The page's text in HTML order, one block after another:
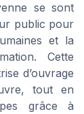
se sont
public pour
et la
Cette
d’ouvrage
tout en
grâce à